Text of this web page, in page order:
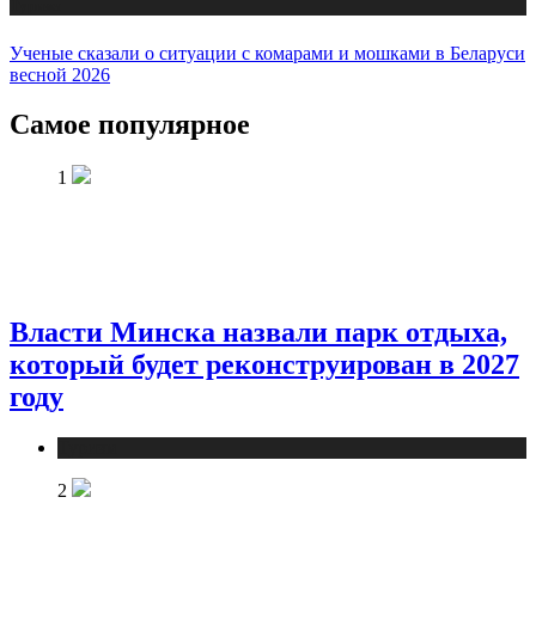
Ученые сказали о ситуации с комарами и мошками в Беларуси
весной 2026
Самое популярное
1
Власти Минска назвали парк отдыха,
который будет реконструирован в 2027
году
2